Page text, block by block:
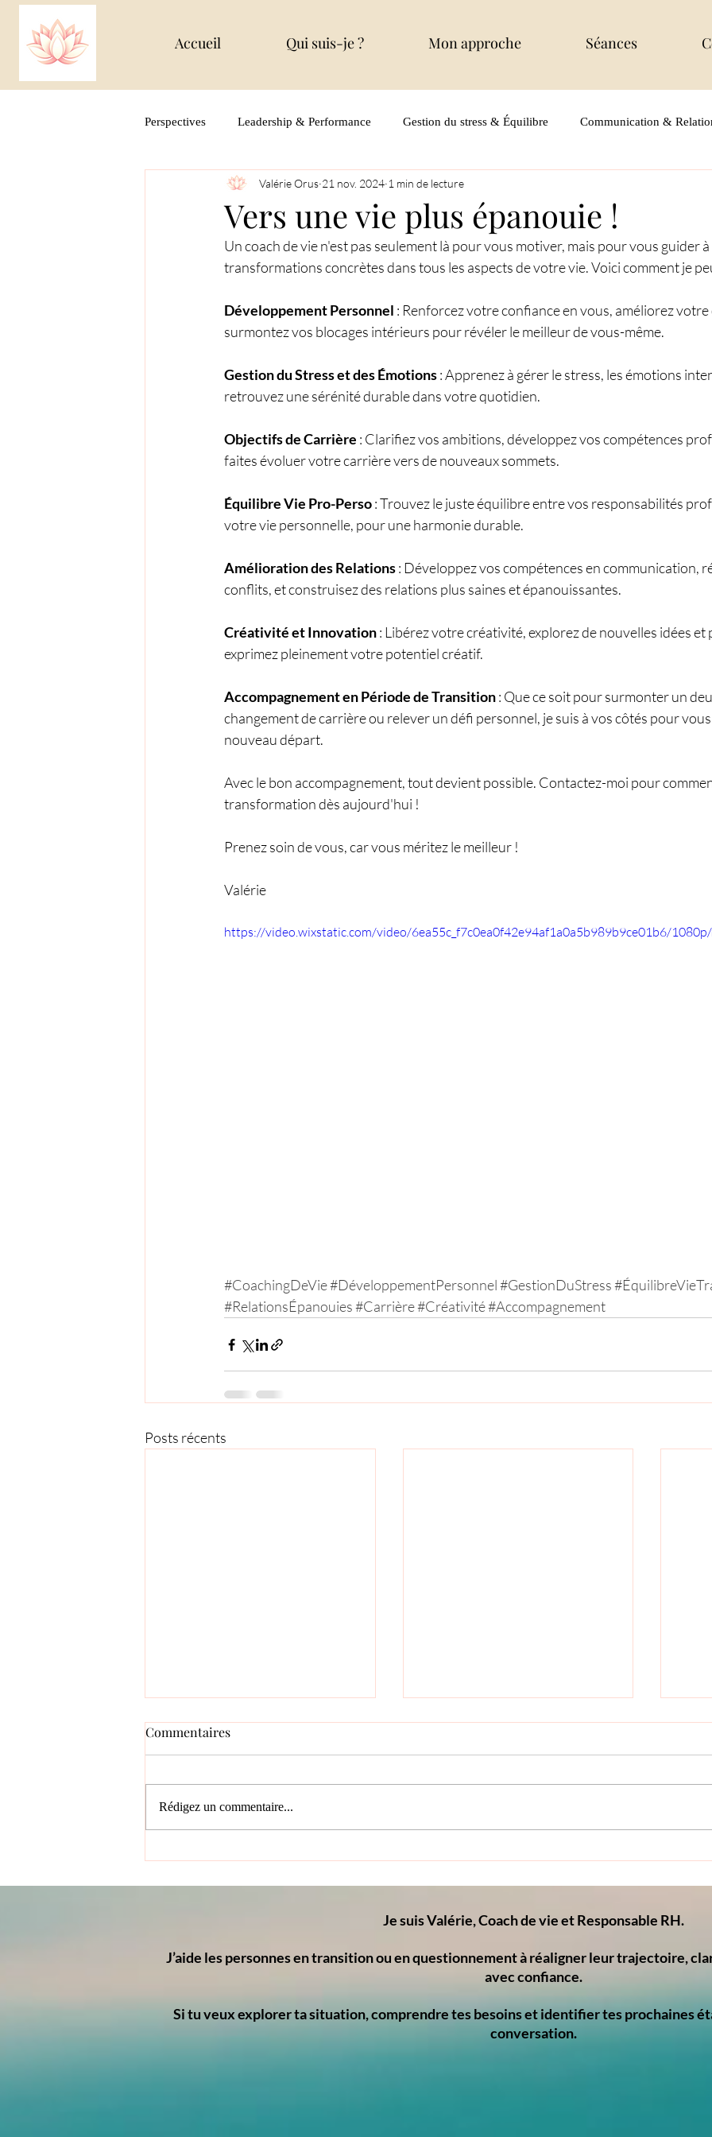
Accueil Qui suis-je ? Mon approche Séances
Perspectives Leadership & Performance Gestion du stress & Équilibre Communication &
Créativité & Épanouissement
Vers une vie plus épanouie !
Valérie Orus 21 nov. 2024 1 min de lecture
Un coach de vie n'est pas seulement là pour vous motiver, mais pour vous guider
transformations concrètes dans tous les aspects de votre vie. Voici comment je
Développement Personnel : Renforcez votre confiance en vous, améliorez votre
surmontez vos blocages intérieurs pour révéler le meilleur de vous-même.
Gestion du Stress et des Émotions : Apprenez à gérer le stress, les émotions
retrouvez une sérénité durable dans votre quotidien.
Objectifs de Carrière : Clarifiez vos ambitions, développez vos compétences
faites évoluer votre carrière vers de nouveaux sommets.
Équilibre Vie Pro-Perso : Trouvez le juste équilibre entre vos responsabilités
votre vie personnelle, pour une harmonie durable.
Amélioration des Relations : Développez vos compétences en communication,
conflits, et construisez des relations plus saines et épanouissantes.
Créativité et Innovation : Libérez votre créativité, explorez de nouvelles idées et
exprimez pleinement votre potentiel créatif.
Accompagnement en Période de Transition : Que ce soit pour surmonter un
changement de carrière ou relever un défi personnel, je suis à vos côtés pour
nouveau départ.
Avec le bon accompagnement, tout devient possible. Contactez-moi pour
transformation dès aujourd'hui !
Prenez soin de vous, car vous méritez le meilleur !
Valérie
https://video.wixstatic.com/video/6ea55c_f7c0ea0f42e94af1a0a5b989b9ce01b6/
#CoachingDeVie#DéveloppementPersonnel#GestionDuStress
#RelationsÉpanouies#Carrière#Créativité#Accompagnement
Posts récents
apprendre à faire autrement
Commentaires
Rédigez un commentaire...
Je suis Valérie, Coach de vie et Responsable RH.
J’aide les personnes en transition ou en questionnement à réaligner leur trajectoire,
avec confiance.
Si tu veux explorer ta situation, comprendre tes besoins et identifier tes prochaines
conversation.